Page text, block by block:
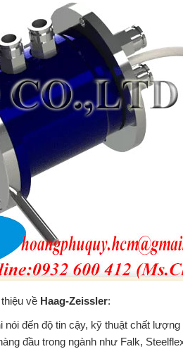
về Haag-Zeissler:
nói đến độ tin cậy, kỹ thuật chất
đầu trong ngành như Falk,